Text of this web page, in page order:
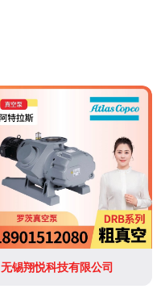
无锡翔悦科技有限公司